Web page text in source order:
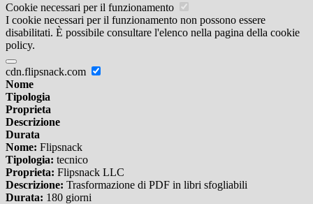
Cookie necessari per il funzionamento
I cookie necessari per il funzionamento non possono essere
disabilitati. È possibile consultare l'elenco nella pagina della cookie
policy.
cdn.flipsnack.com
Nome
Tipologia
Proprieta
Descrizione
Durata
Nome: Flipsnack
Tipologia: tecnico
Proprieta: Flipsnack LLC
Descrizione: Trasformazione di PDF in libri sfogliabili
Durata: 180 giorni